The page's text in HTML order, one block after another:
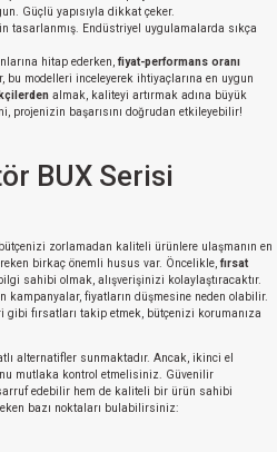
Güçlü yapısıyla dikkat çeker.
tasarlanmış. Endüstriyel uygulamalarda sıkça
hitap ederken, fiyat-performans oranı
bu modelleri inceleyerek ihtiyaçlarına en uygun
almak, kaliteyi artırmak adına büyük
projenizin başarısını doğrudan etkileyebilir!
BUX Serisi
zorlamadan kaliteli ürünlere ulaşmanın en
birkaç önemli husus var. Öncelikle, fırsat
sahibi olmak, alışverişinizi kolaylaştıracaktır.
kampanyalar, fiyatların düşmesine neden olabilir.
fırsatları takip etmek, bütçenizi korumanıza
alternatifler sunmaktadır. Ancak, ikinci el
mutlaka kontrol etmelisiniz. Güvenilir
edebilir hem de kaliteli bir ürün sahibi
bazı noktaları bulabilirsiniz: